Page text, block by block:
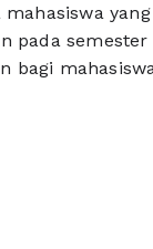
pada
bagi